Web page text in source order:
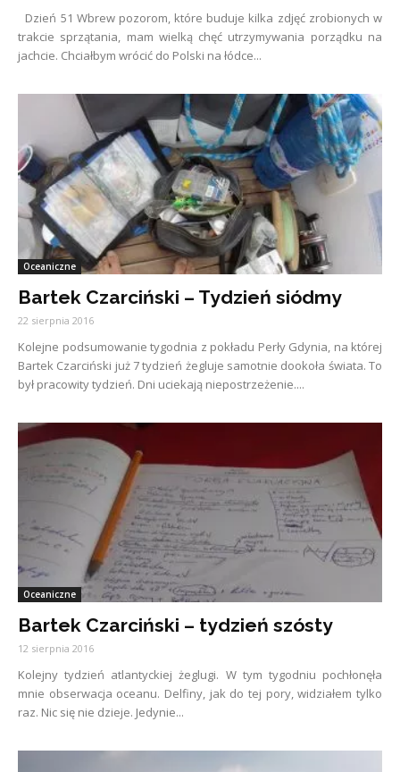
Dzień 51 Wbrew pozorom, które buduje kilka zdjęć zrobionych w
trakcie sprzątania, mam wielką chęć utrzymywania porządku na
jachcie. Chciałbym wrócić do Polski na łódce...
Oceaniczne
Bartek Czarciński – Tydzień siódmy
22 sierpnia 2016
Kolejne podsumowanie tygodnia z pokładu Perły Gdynia, na której
Bartek Czarciński już 7 tydzień żegluje samotnie dookoła świata. To
był pracowity tydzień. Dni uciekają niepostrzeżenie....
Oceaniczne
Bartek Czarciński – tydzień szósty
12 sierpnia 2016
Kolejny tydzień atlantyckiej żeglugi. W tym tygodniu pochłonęła
mnie obserwacja oceanu. Delfiny, jak do tej pory, widziałem tylko
raz. Nic się nie dzieje. Jedynie...